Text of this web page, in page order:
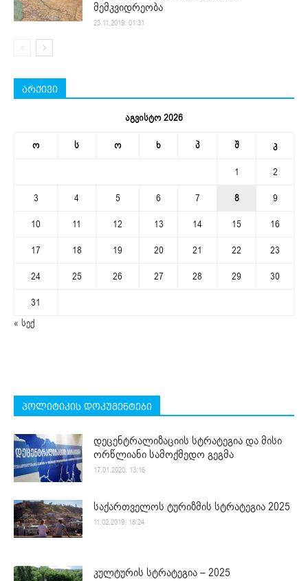
მემკვიდრეობა
23.11.2019. 01:31
არქივი
აგვისტო 2026
ო ს ო ხ პ შ კ
1
2
3
4 5 6 7 8
9
10
11 12 13 14 15
16
17
18 19 20 21 22
23
24
25 26 27 28 29
30
31
« სექ
პოლიტიკის დოკუმენტები
დეცენტრალიზაციის სტრატეგია და მისი
ორწლიანი სამოქმედო გეგმა
17.01.2020. 13:16
საქართველოს ტურიზმის სტრატეგია 2025
11.02.2019. 18:24
კულტურის სტრატეგია – 2025